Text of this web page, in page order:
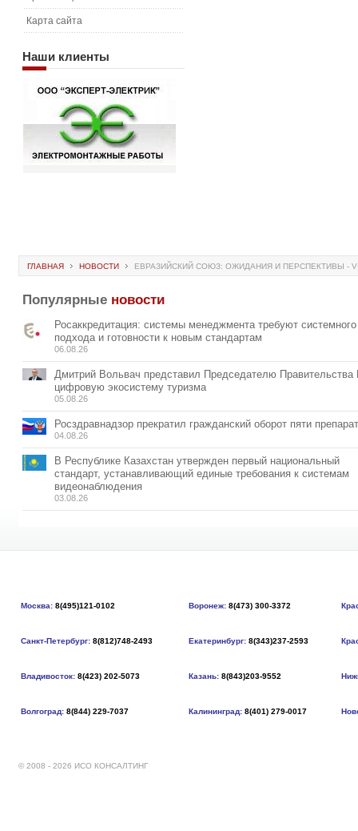
Карта сайта
Наши клиенты
ГЛАВНАЯ НОВОСТИ ЕВРАЗИЙСКИЙ СОЮЗ: ОЖИДАНИЯ И ПЕРСПЕКТИВЫ -
Популярные новости
Росаккредитация: системы менеджмента требуют системного
подхода и готовности к новым стандартам
06.08.26
Дмитрий Вольвач представил Председателю
цифровую экосистему туризма
05.08.26
Росздравнадзор прекратил гражданский оборот пяти
04.08.26
В Республике Казахстан утвержден первый национальный
стандарт, устанавливающий единые требования к системам
видеонаблюдения
03.08.26
Москва: 8(495)121-0102 Воронеж: 8(473) 300-3372
Санкт-Петербург: 8(812)748-2493 Екатеринбург: 8(343)237-2593
Владивосток: 8(423) 202-5073 Казань: 8(843)203-9552
Волгоград: 8(844) 229-7037 Калининград: 8(401) 279-0017
© 2008 - 2026 ИСО КОНСАЛТИНГ